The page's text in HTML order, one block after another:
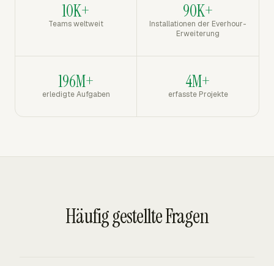
10K+
Teams weltweit
90K+
Installationen der Everhour-
Erweiterung
196M+
erledigte Aufgaben
4M+
erfasste Projekte
Häufig gestellte Fragen